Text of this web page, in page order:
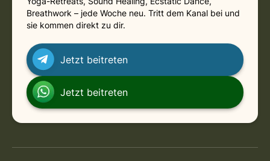
Breathwork – jede Woche neu. Tritt dem Kanal bei und
sie kommen direkt zu dir.
Jetzt beitreten
Jetzt beitreten